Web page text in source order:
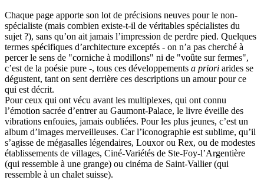
Chaque page apporte son lot de précisions neuves pour le non-
spécialiste (mais combien existe-t-il de véritables spécialistes du
sujet ?), sans qu’on ait jamais l’impression de perdre pied. Quelques
termes spécifiques d’architecture exceptés - on n’a pas cherché à
percer le sens de "corniche à modillons" ni de "voûte sur fermes",
c’est de la poésie pure -, tous ces développements a priori arides se
dégustent, tant on sent derrière ces descriptions un amour pour ce
qui est décrit.
Pour ceux qui ont vécu avant les multiplexes, qui ont connu
l’émotion sacrée d’entrer au Gaumont-Palace, le livre éveille des
vibrations enfouies, jamais oubliées. Pour les plus jeunes, c’est un
album d’images merveilleuses. Car l’iconographie est sublime, qu’il
s’agisse de mégasalles légendaires, Louxor ou Rex, ou de modestes
établissements de villages, Ciné-Variétés de Ste-Foy-l’Argentière
(qui ressemble à une grange) ou cinéma de Saint-Vallier (qui
ressemble à un chalet suisse).